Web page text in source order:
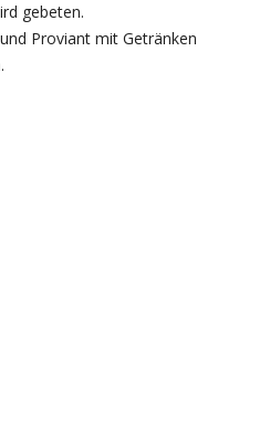
gebeten.
Proviant mit Getränken